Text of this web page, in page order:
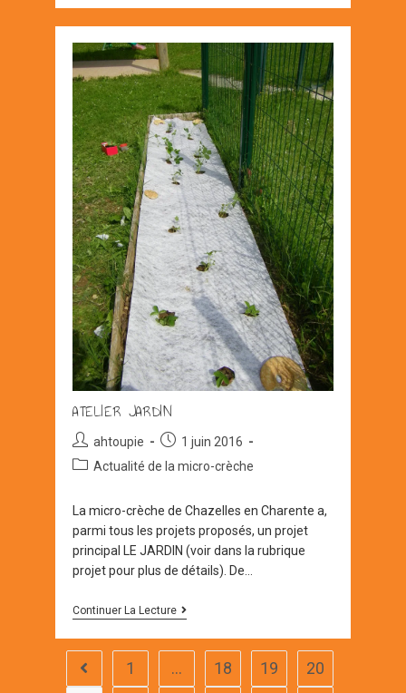
JEU
–
2016
ATELIER JARDIN
Auteur/autrice
de
ahtoupie
Post
published:
1 juin 2016
PostActualité de la micro-crèche
La micro-crèche de Chazelles en Charente a,
parmi tous les projets proposés, un projet
principal LE JARDIN (voir dans la rubrique
projet pour plus de détails). De…
Continuer La LectureATELIER
Go to the previous page
1 … 18 19
20